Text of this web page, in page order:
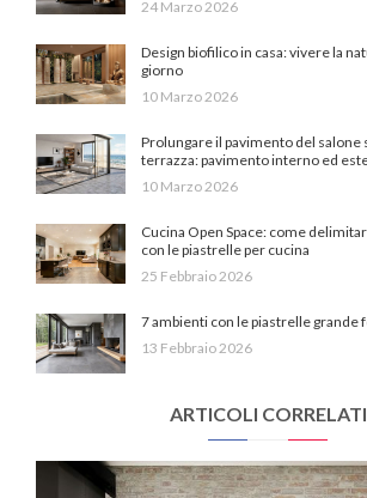
24 Marzo 2026
Design biofilico in casa: vivere la
giorno
10 Marzo 2026
Prolungare il pavimento del salone
terrazza: pavimento interno ed
10 Marzo 2026
Cucina Open Space: come
con le piastrelle per cucina
25 Febbraio 2026
7 ambienti con le piastrelle grande
13 Febbraio 2026
ARTICOLI CORRELATI